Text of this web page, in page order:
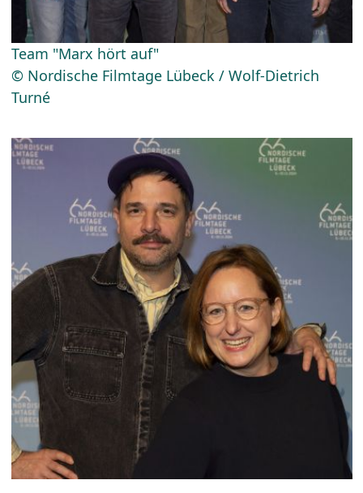
Team "Marx hört auf"
© Nordische Filmtage Lübeck / Wolf-Dietrich
Turné